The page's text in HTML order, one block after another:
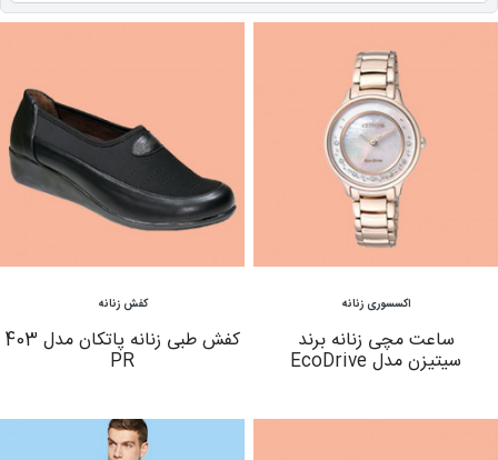
مشاهده
اکسسوری زنانه
ساعت مچی زنانه برند
سیتیزن مدل EcoDrive
مشاهده
کفش زنانه
کفش طبی زنانه پاتکان مدل 403
PR